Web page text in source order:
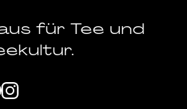
für Tee und